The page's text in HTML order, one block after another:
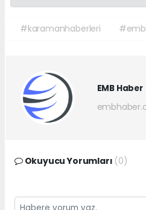
#karamanhaberleri
EMB Haber
Okuyucu Yorumları (0)